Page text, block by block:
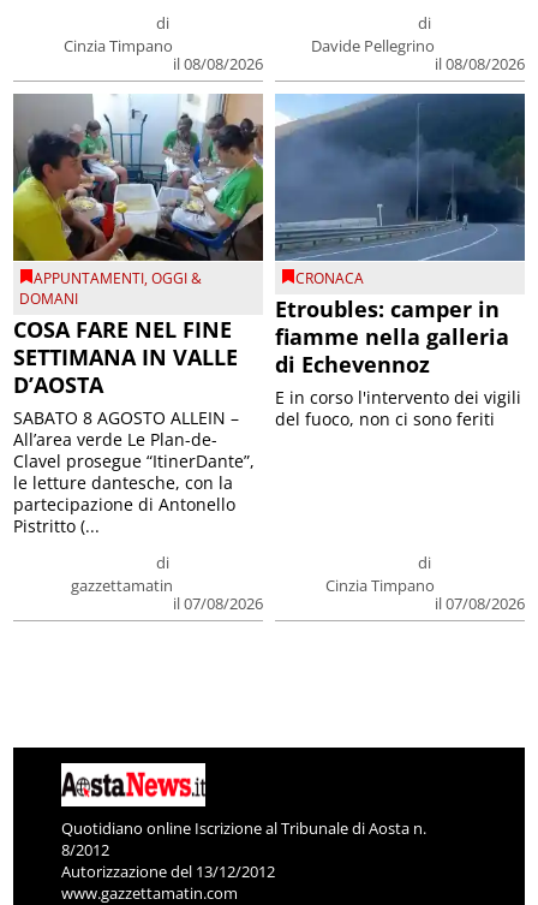
di
Cinzia Timpano
il 08/08/2026
di
Davide Pellegrino
il 08/08/2026
APPUNTAMENTI,OGGI &
DOMANI
COSA FARE NEL FINE
SETTIMANA IN VALLE
D’AOSTA
di
gazzettamatin
il 07/08/2026
SABATO 8 AGOSTO ALLEIN –
All’area verde Le Plan-de-
Clavel prosegue “ItinerDante”,
le letture dantesche, con la
partecipazione di Antonello
Pistritto (...
CRONACA
Etroubles: camper in
fiamme nella galleria
di Echevennoz
di
Cinzia Timpano
il 07/08/2026
E in corso l'intervento dei vigili
del fuoco, non ci sono feriti
Quotidiano online Iscrizione al Tribunale di Aosta n.
8/2012
Autorizzazione del 13/12/2012
www.gazzettamatin.com